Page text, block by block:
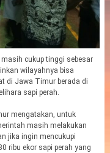
cukup tinggi sebesar
wilayahnya bisa
di Jawa Timur berada di
sapi perah.
mengatakan, untuk
masih melakukan
jika ingin mencukupi
ribu ekor sapi perah yang